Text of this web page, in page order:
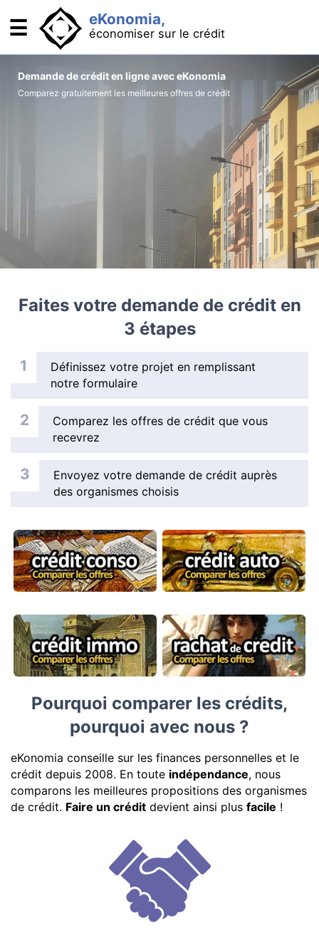
eKonomia,
économiser sur le crédit
☰
Se financer : comparateurs
Crédit immobilier : acheter son logement
Rachat de crédit : baisser ses mensualités
Minicrédit : pour les imprévus
Solutions bancaires
Cartes bancaires gratuites
Que faire en cas de découvert
Comment se passer de la banque ?
Aide financière
Aides pour payer des dettes
Demande de crédit en ligne avec eKonomia
Comparez gratuitement les meilleures offres de crédit
Faites votre demande de crédit en
3 étapes
Définissez votre projet en remplissant
notre formulaire
Comparez les offres de crédit que vous
recevrez
Envoyez votre demande de crédit auprès
des organismes choisis
Pourquoi comparer les crédits,
pourquoi avec nous ?
eKonomia conseille sur les finances personnelles et le
crédit depuis 2008. En toute indépendance, nous
comparons les meilleures propositions des organismes
de crédit. Faire un crédit devient ainsi plus facile !